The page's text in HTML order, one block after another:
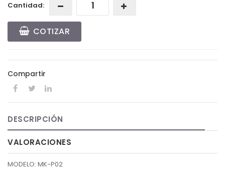
Cantidad:
COTIZAR
Compartir
DESCRIPCIÓN
VALORACIONES
MODELO: MK-P02